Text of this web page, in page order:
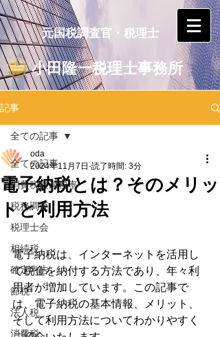
元国税調査官・税理士
小田隆一税理士事務所
記事
全ての記事
消費税軽減税率
税務調査
税理士会
相続税
確定申告
節税
法人税
消費税
全ての記事
電子納税とは？そのメリッ
トと利用方法
oda
2024年11月7日 読了時間: 3分
電子納税は、インターネットを活用し
て税金を納付する方法であり、年々利
用者が増加しています。この記事で
は、電子納税の基本情報、メリット、
そして利用方法についてわかりやすく